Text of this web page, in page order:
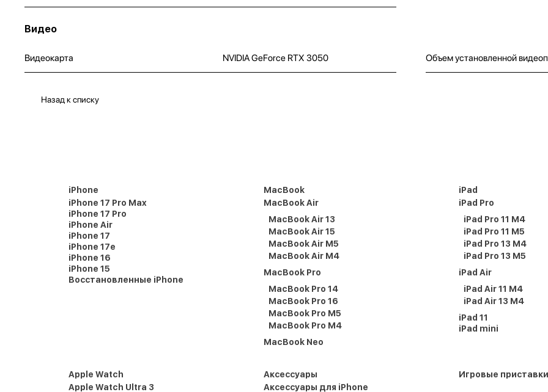
Видео
Видеокарта NVIDIA GeForce RTX 3050 Объем установленной
Назад к списку
iPhone
iPhone 17 Pro Max
iPhone 17 Pro
iPhone Air
iPhone 17
iPhone 17e
iPhone 16
iPhone 15
Восстановленные iPhone
MacBook
MacBook Air
MacBook Air 13
MacBook Air 15
MacBook Air M5
MacBook Air M4
MacBook Pro
MacBook Pro 14
MacBook Pro 16
MacBook Pro M5
MacBook Pro M4
MacBook Neo
iPad
iPad Pro
iPad Pro 11 M4
iPad Pro 11 M5
iPad Pro 13 M4
iPad Pro 13 M5
iPad Air
iPad Air 11 M4
iPad Air 13 M4
iPad 11
iPad mini
Apple Watch
Apple Watch Ultra 3
Аксессуары
Аксессуары для iPhone
Игровые приставки